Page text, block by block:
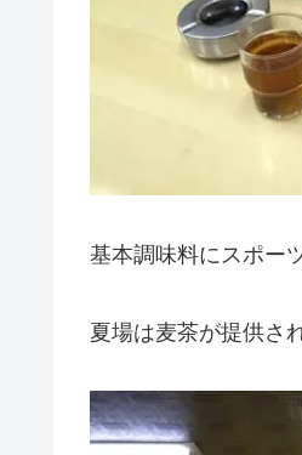
基本調味料にスポー
夏場は麦茶が提供さ